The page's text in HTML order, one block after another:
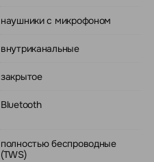
наушники с микрофоном
внутриканальные
закрытое
Bluetooth
полностью беспроводные
(TWS)